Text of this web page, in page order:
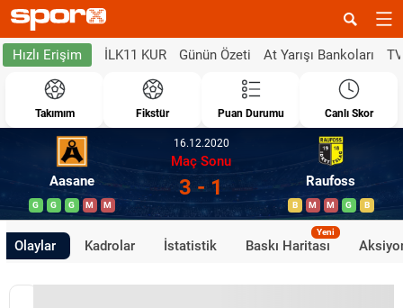
Hızlı Erişim İLK11 KUR Günün Özeti At Yarışı Bankoları
Takımım Fikstür Puan Durumu Canlı Skor
Aasane
G G G M M
16.12.2020
Maç Sonu
3 - 1 Raufoss
B M M G B
Olaylar Kadrolar İstatistik Baskı Haritası
Yeni